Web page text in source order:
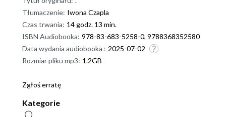
Tłumaczenie: Iwona Czapla
Czas trwania: 14 godz. 13 min.
ISBN Audiobooka: 978-83-683-5258-0, 9788368352580
Data wydania audiobooka : 2025-07-02
Rozmiar pliku mp3: 1.2GB
Zgłoś erratę
Kategorie